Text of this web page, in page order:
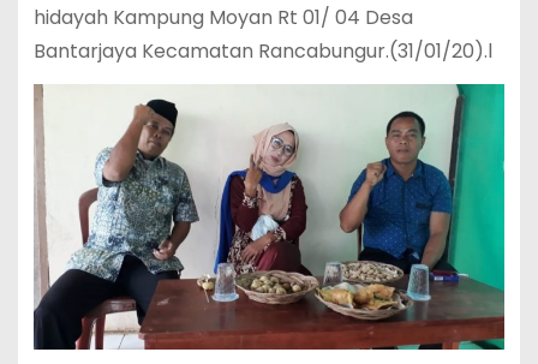
hidayah Kampung Moyan Rt 01/ 04 Desa
Bantarjaya Kecamatan Rancabungur.(31/01/20).l